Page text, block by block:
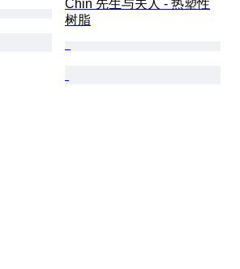
Chin 先生与夫人 - 热塑性
树脂